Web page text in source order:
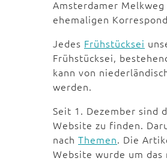
Amsterdamer
ehemaligen
Jedes Frühstücksei
Frühstücksei,
kann von
werden.
Seit 1. Dezember sind
Website zu finden.
nach Themen. Die
Website wurde um das